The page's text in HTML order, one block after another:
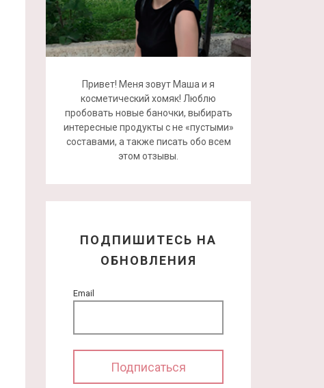
Привет! Меня зовут Маша и я
косметический хомяк! Люблю
пробовать новые баночки, выбирать
интересные продукты с не «пустыми»
составами, а также писать обо всем
этом отзывы.
ПОДПИШИТЕСЬ НА
ОБНОВЛЕНИЯ
Email